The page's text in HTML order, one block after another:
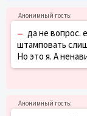
– да не вопрос.
штамповать
Но это я. А